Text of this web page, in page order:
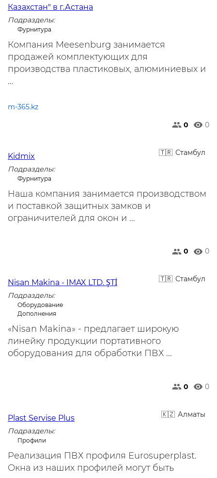
Казахстан" в г.Астана
Подразделы:
Фурнитура
Компания Meesenburg занимается
продажей комплектующих для
производства пластиковых, алюминиевых и
...
m-365.kz
0 0
Стамбул
Kidmix
Подразделы:
Фурнитура
Наша компания занимается производством
и поставкой защитных замков и
ограничителей для окон и ...
0 0
Стамбул
Nisan Makina - IMAX LTD. ŞTİ
Подразделы:
Оборудование
Дополнения
«Nisan Makina» - предлагает широкую
линейку продукции портативного
оборудования для обработки ПВХ ...
0 0
Алматы
Plast Servise Plus
Подразделы:
Профили
Реализация ПВХ профиля Eurosuperplast.
Окна из наших профилей могут быть